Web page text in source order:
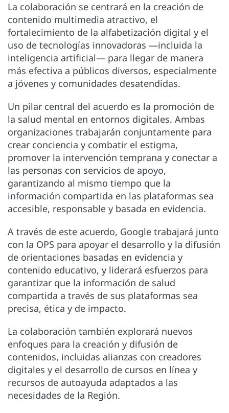
La colaboración se centrará en la creación de
contenido multimedia atractivo, el
fortalecimiento de la alfabetización digital y el
uso de tecnologías innovadoras —incluida la
inteligencia artificial— para llegar de manera
más efectiva a públicos diversos, especialmente
a jóvenes y comunidades desatendidas.
Un pilar central del acuerdo es la promoción de
la salud mental en entornos digitales. Ambas
organizaciones trabajarán conjuntamente para
crear conciencia y combatir el estigma,
promover la intervención temprana y conectar a
las personas con servicios de apoyo,
garantizando al mismo tiempo que la
información compartida en las plataformas sea
accesible, responsable y basada en evidencia.
A través de este acuerdo, Google trabajará junto
con la OPS para apoyar el desarrollo y la difusión
de orientaciones basadas en evidencia y
contenido educativo, y liderará esfuerzos para
garantizar que la información de salud
compartida a través de sus plataformas sea
precisa, ética y de impacto.
La colaboración también explorará nuevos
enfoques para la creación y difusión de
contenidos, incluidas alianzas con creadores
digitales y el desarrollo de cursos en línea y
recursos de autoayuda adaptados a las
necesidades de la Región.